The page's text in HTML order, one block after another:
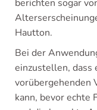
berichten sogar
Hautton.
Bei der
einzustellen, dass
vorübergehenden
kann, bevor echte